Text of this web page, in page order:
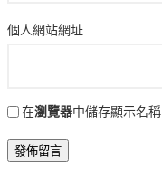
個人網站網址
在瀏覽器中儲存顯示名